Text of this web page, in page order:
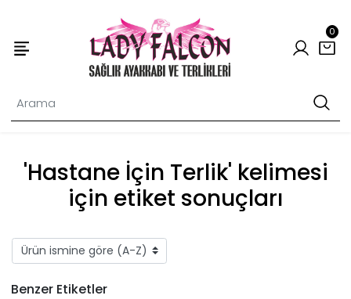
0
'Hastane İçin Terlik' kelimesi
için etiket sonuçları
Benzer Etiketler